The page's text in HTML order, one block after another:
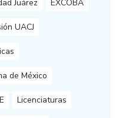
Juárez EXCOBA
UACJ
de México
Licenciaturas